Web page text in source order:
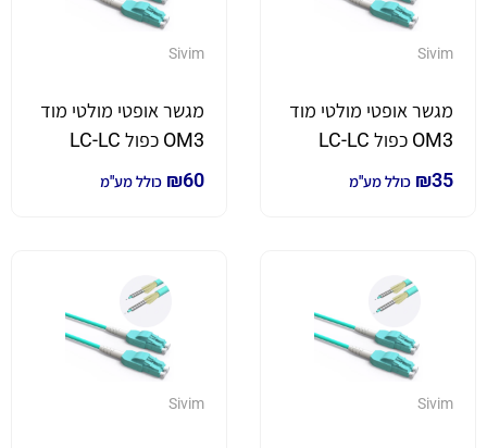
Sivim
מגשר אופטי מולטי מוד
OM3 כפול LC-LC
באורך 1.5 מטר
₪35 כולל מע"מ
Sivim
מגשר אופטי מולטי מוד
OM3 כפול LC-LC
באורך 10 מטר
₪60 כולל מע"מ
Sivim
Sivim